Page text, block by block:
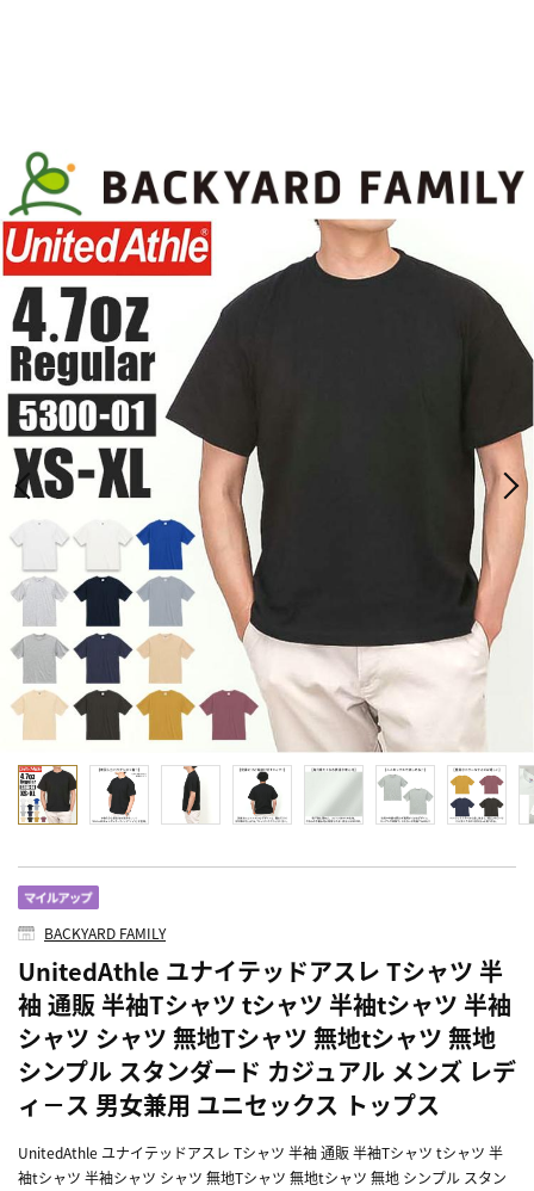
BACKYARD FAMILY
UnitedAthle ユナイテッドアスレ Tシャツ 半
袖 通販 半袖Tシャツ tシャツ 半袖tシャツ 半袖
シャツ シャツ 無地Tシャツ 無地tシャツ 無地
シンプル スタンダード カジュアル メンズ レデ
ィ－ス 男女兼用 ユニセックス トップス
UnitedAthle ユナイテッドアスレ Tシャツ 半袖 通販 半袖Tシャツ tシャツ 半
袖tシャツ 半袖シャツ シャツ 無地Tシャツ 無地tシャツ 無地 シンプル スタン